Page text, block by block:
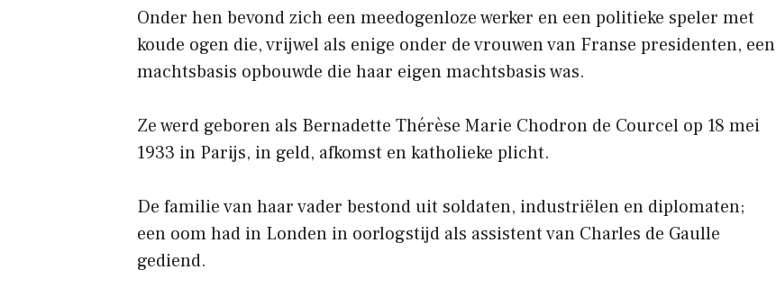
Onder hen bevond zich een meedogenloze werker en een politieke speler met
koude ogen die, vrijwel als enige onder de vrouwen van Franse presidenten, een
machtsbasis opbouwde die haar eigen machtsbasis was.
Ze werd geboren als Bernadette Thérèse Marie Chodron de Courcel op 18 mei
1933 in Parijs, in geld, afkomst en katholieke plicht.
De familie van haar vader bestond uit soldaten, industriëlen en diplomaten;
een oom had in Londen in oorlogstijd als assistent van Charles de Gaulle
gediend.